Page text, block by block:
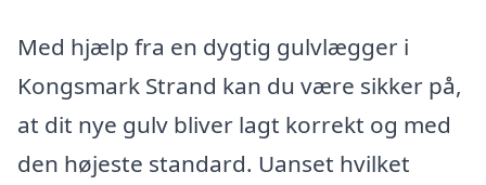
Med hjælp fra en dygtig gulvlægger i
Kongsmark Strand kan du være sikker på,
at dit nye gulv bliver lagt korrekt og med
den højeste standard. Uanset hvilket